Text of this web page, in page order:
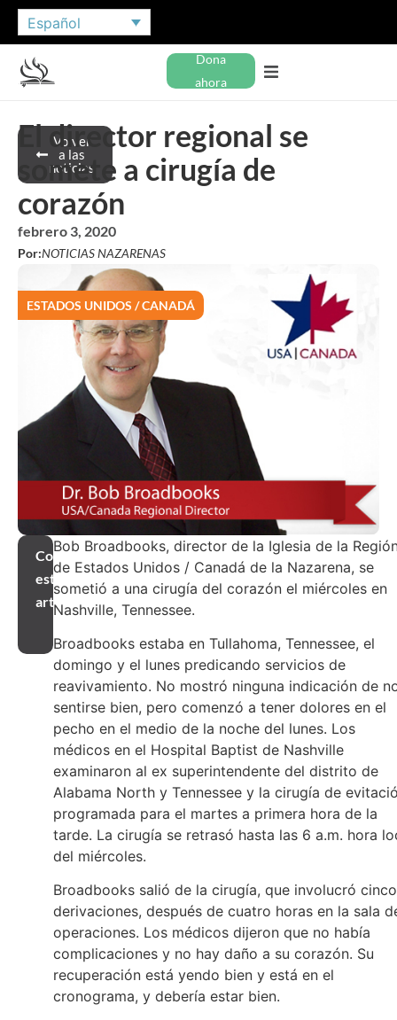
Español
Dona
ahora
Volver
a las
noticias
El director regional se
somete a cirugía de
corazón
febrero 3, 2020
Por:NOTICIAS NAZARENAS
ESTADOS UNIDOS / CANADÁ
Compartir
este
artículo
Bob Broadbooks, director de la Iglesia de la
de Estados Unidos / Canadá de la Nazarena, se
sometió a una cirugía del corazón el miércoles en
Nashville, Tennessee.
Broadbooks estaba en Tullahoma, Tennessee, el
domingo y el lunes predicando servicios de
reavivamiento. No mostró ninguna indicación de
sentirse bien, pero comenzó a tener dolores en el
pecho en el medio de la noche del lunes. Los
médicos en el Hospital Baptist de Nashville
examinaron al ex superintendente del distrito de
Alabama North y Tennessee y la cirugía de
programada para el martes a primera hora de la
tarde. La cirugía se retrasó hasta las 6 a.m. hora
del miércoles.
Broadbooks salió de la cirugía, que involucró cinco
derivaciones, después de cuatro horas en la sala
operaciones. Los médicos dijeron que no había
complicaciones y no hay daño a su corazón. Su
recuperación está yendo bien y está en el
cronograma, y debería estar bien.